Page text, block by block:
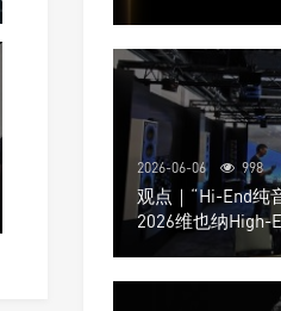
2026-06-06 998
观点｜“Hi-End纯
2026维也纳High-
Trinnov Audio搭